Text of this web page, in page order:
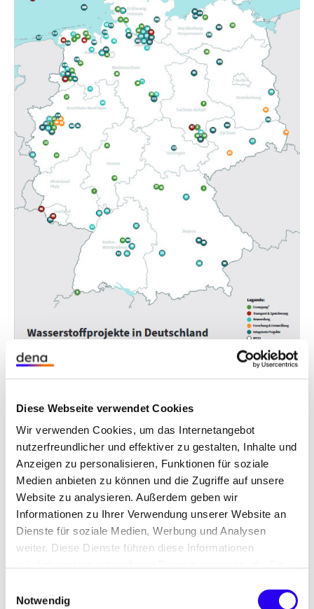
Diese Webseite verwendet Cookies
Wir verwenden Cookies, um das Internetangebot
nutzerfreundlicher und effektiver zu gestalten, Inhalte und
Anzeigen zu personalisieren, Funktionen für soziale
Medien anbieten zu können und die Zugriffe auf unsere
Website zu analysieren. Außerdem geben wir
Informationen zu Ihrer Verwendung unserer Website an
Dienste für soziale Medien, Werbung und Analysen
weiter. Diese Dienste führen diese Informationen
Nutzung der Dienste gesammelt haben.
Notwendig
Die dena hat jetzt ein Update ihrer Wasserstoff-
Landkarte auf www.h2-dialog.info veröffentlicht,
dem Informationsportal rund um Produktion,
Transport und Einsatz von Wasserstoff und seinen
klimaneutralen Derivaten.
Die Karte bildet die Wasserstoff-Projektlandschaft
in Deutschland ab und gibt somit einen Überblick
zum Markthochlauf und den Fortschritten bei der
Erstmalig vorgestellt wurde die Karte vergangenes
Jahr Bundeswirtschaftsminister Robert Habeck.
Das Update erfasst 24 neu recherchierte Projekte
und listet somit insgesamt 143 deutsche
Wasserstoffprojekte in Planung, Bau und Betrieb
auf.
Als Gradmesser für den deutschen Wasserstoff-
Markthochlauf verzeichnet die Karte derzeit knapp
Erzeugung von grünem Wasserstoff notwendigen